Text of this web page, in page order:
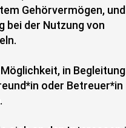
Gehörvermögen, und
bei der Nutzung von
in Begleitung
oder Betreuer*in